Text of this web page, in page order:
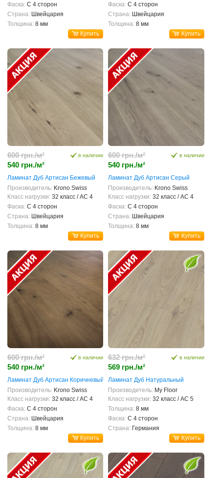
Фаска: С 4 сторон
Страна: Швейцария
Толщина: 8 мм
Купить
Фаска: С 4 сторон
Страна: Швейцария
Толщина: 8 мм
Купить
600 грн./м²
540 грн./м²
в наличии
Ламинат Дуб Артисан Бежевый
Производитель: Krono Swiss
Класс нагрузки: 32 класс / AC 4
Фаска: С 4 сторон
Страна: Швейцария
Толщина: 8 мм
Купить
600 грн./м²
540 грн./м²
в наличии
Ламинат Дуб Артисан Серый
Производитель: Krono Swiss
Класс нагрузки: 32 класс / AC 4
Фаска: С 4 сторон
Страна: Швейцария
Толщина: 8 мм
Купить
600 грн./м²
540 грн./м²
в наличии
Ламинат Дуб Артисан Коричневый
Производитель: Krono Swiss
Класс нагрузки: 32 класс / AC 4
Фаска: С 4 сторон
Страна: Швейцария
Толщина: 8 мм
Купить
632 грн./м²
569 грн./м²
в наличии
Ламинат Дуб Натуральный
Производитель: My Floor
Класс нагрузки: 32 класс / AC 5
Толщина: 8 мм
Фаска: С 4 сторон
Страна: Германия
Купить